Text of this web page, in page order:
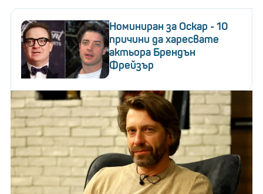
Номиниран за Оскар - 10
причини да харесвате
актьора Брендън
Фрейзър